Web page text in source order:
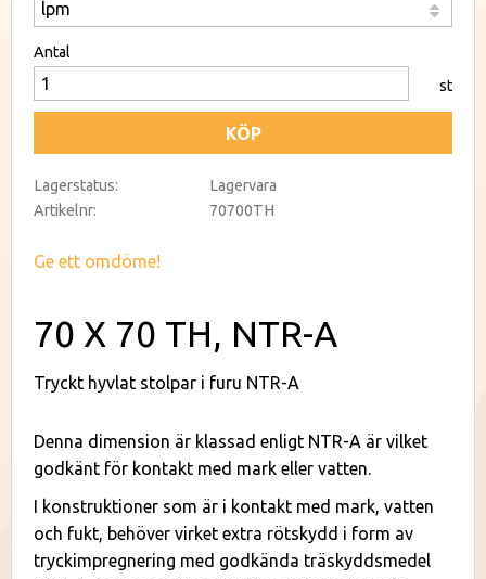
Antal
st
KÖP
Lagerstatus
Lagervara
Artikelnr
70700TH
Ge ett omdöme!
70 X 70 TH, NTR-A
Tryckt hyvlat stolpar i furu NTR-A
Denna dimension är klassad enligt NTR-A är vilket
godkänt för kontakt med mark eller vatten.
I konstruktioner som är i kontakt med mark, vatten
och fukt, behöver virket extra rötskydd i form av
tryckimpregnering med godkända träskyddsmedel